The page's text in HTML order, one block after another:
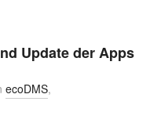
Update der Apps
ecoDMS,